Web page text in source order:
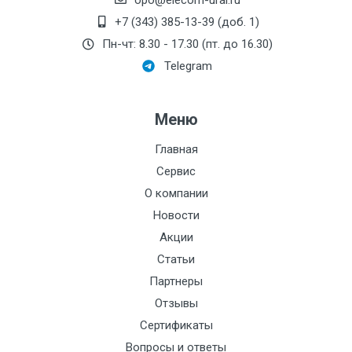
Межповерочный интервал – 4 года.
Идеально подходит для применения на
тепловых пунктах и тепловычислителях.
Высокий класс точности 0,5%.
Основные технические характеристики
Номинальный диаметр
патрубков, мм:
Резьба:
-, G1/2
дм:
Давление, МПа:
1, 1.6, 2.5, 0.4, 0.6
Электроописание:
Тип мотора:
Номинальное
давление:
Давление, кПа:
t, С:
Питание:
+7 (343) 385-13-39 (доб. 1)
Пн-чт: 8.30 - 17.30 (пт. до 16.30)
Telegram
Меню
Главная
Сервис
О компании
Новости
Акции
Статьи
Партнеры
Отзывы
Сертификаты
Вопросы и ответы